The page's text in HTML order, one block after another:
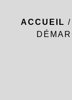
ACCUEIL /